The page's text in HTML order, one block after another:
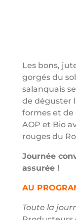
Les bons,
gorgés du
salanquais
de déguster
formes et de
AOP et Bio
rouges du
Journée
assurée !
AU
Toute la